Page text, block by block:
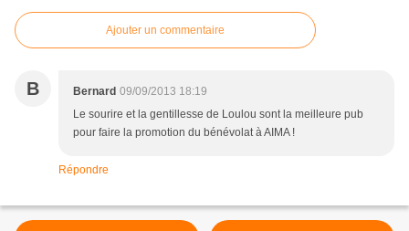
Ajouter un commentaire
B Bernard 09/09/2013 18:19
Le sourire et la gentillesse de Loulou sont la meilleure pub
pour faire la promotion du bénévolat à AIMA !
Répondre